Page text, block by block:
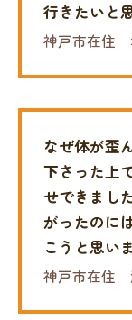
行きたいと
神戸市在住
なぜ体が歪
下さった上
せできました
がったのに
こうと思い
神戸市在住